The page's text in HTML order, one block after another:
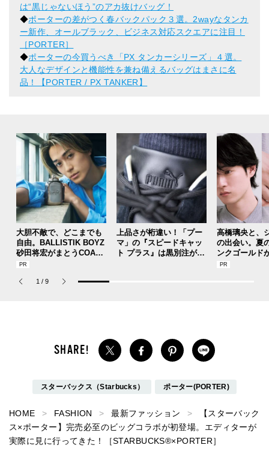
は“黒じゃないほう”のアカ抜けバッグ！
◆ポーターの差がつく春バックパック３選。2wayなタンカ
ー新作、オールブラック、ビジネス対応スクエアに注目！
［PORTER］
◆ポーターの今買うべき「PX タンカーシリーズ」４選。
大人なデザインと機能性を兼ね備えるバッグはまさに名
品！【PORTER / PX TANKER】
大胆不敵で、どこまでも
自由。BALLISTIK BOYZ
砂田将宏がまとうCOACH
の新作フレグランス「コ
パルファム」
上品さが桁違い！「プー
マ」の『スピードキャッ
ト プラス』は黒別注が狙
高橋璃央と、
の出会い。夏
ンクゴールド
SUMMER
1 / 9
スターバックス（Starbucks） ポーター(PORTER)
HOME FASHION 最新ファッション
【スターバック
ス×ポーター】完売必至のビッグコラボが初登場。エディターが
実際に見に行ってきた！［STARBUCKS®×PORTER］